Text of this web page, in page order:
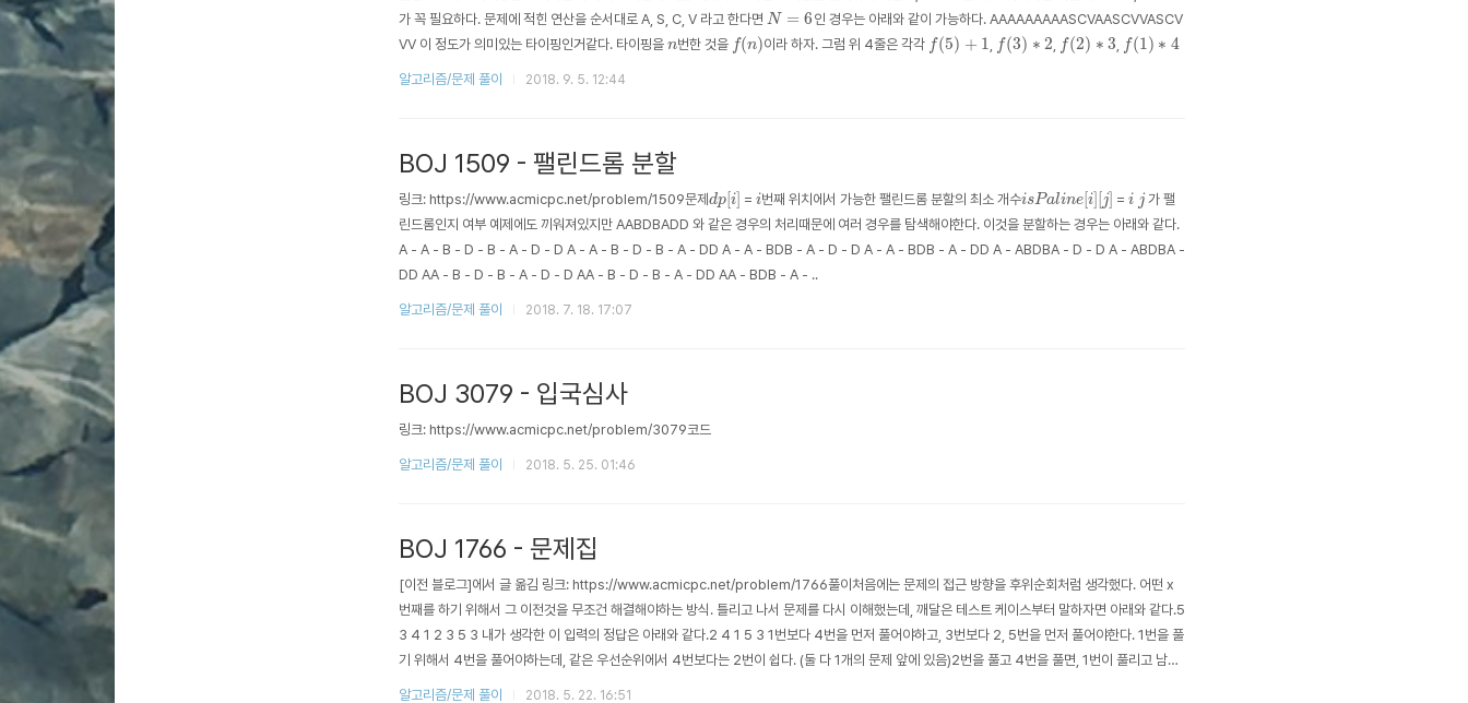
가 꼭 필요하다. 문제에 적힌 연산을 순서대로 A, S, C, V 라고 한다면 N = 6
N=
인 경우는 아래와 같이 가능하다. AAAAAAAAASCVAASCVVASCV
VV 이 정도가 의미있는 타이핑인거같다. 타이핑을 n
n번한 것을 f(n)
f(n ) 이라 하자. 그럼 위 4줄은 각각 f(5) + 1
f(5) 1 f(3) ∗ 2
f(3) 2 f(2) ∗ 3
f(2) 3 f(1) ∗ 4
f(1 )∗ 4
이다. $..
알고리즘/문제 풀이 2018. 9. 5. 12:44
BOJ 1509 - 팰린드롬 분할
링크: https://www.acmicpc.net/problem/1509문제 dp[i]
d p[i] = i
i번째 위치에서 가능한 팰린드롬 분할의 최소 개수isPaline[i][j]
s Pa in i][j] =i j
i
가 팰
린드롬인지 여부 예제에도 끼워져있지만 AABDBADD 와 같은 경우의 처리때문에 여러 경우를 탐색해야한다. 이것을 분할하는 경우는 아래와 같다.
A - A - B - D - B - A - D - D A - A - B - D - B - A - DD A - A - BDB - A - D - D A - A - BDB - A - DD A - ABDBA - D - D A - ABDBA -
DD AA - B - D - B - A - D - D AA - B - D - B - A - DD AA - BDB - A - ..
알고리즘/문제 풀이 2018. 7. 18. 17:07
BOJ 3079 - 입국심사
링크: https://www.acmicpc.net/problem/3079코드
알고리즘/문제 풀이 2018. 5. 25. 01:46
BOJ 1766 - 문제집
[이전 블로그]에서 글 옮김 링크: https://www.acmicpc.net/problem/1766풀이처음에는 문제의 접근 방향을 후위순회처럼 생각했다. 어떤 x
번째를 하기 위해서 그 이전것을 무조건 해결해야하는 방식. 틀리고 나서 문제를 다시 이해했는데, 깨달은 테스트 케이스부터 말하자면 아래와 같다.5
3 4 1 2 3 5 3 내가 생각한 이 입력의 정답은 아래와 같다.2 4 1 5 3 1번보다 4번을 먼저 풀어야하고, 3번보다 2, 5번을 먼저 풀어야한다. 1번을 풀
기 위해서 4번을 풀어야하는데, 같은 우선순위에서 4번보다는 2번이 쉽다. (둘 다 1개의 문제 앞에 있음)2번을 풀고 4번을 풀면, 1번이 풀리고 남은
5번을 풀면 3번이 풀린다. 처음에 생각한 대로라면 4 1 2 5 3 이 나와야하..
알고리즘/문제 풀이 2018. 5. 22. 16:51